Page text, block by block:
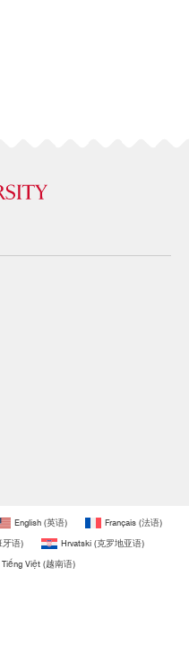
English (英语) Français (法语)
牙语) Hrvatski(克罗地亚语)
Tiếng Việt(越南语)